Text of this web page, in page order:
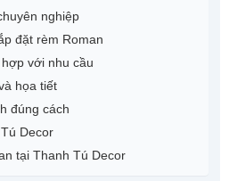
nghiệp
đặt rèm Roman
với nhu cầu
họa tiết
đúng cách
Decor
tại Thanh Tú Decor